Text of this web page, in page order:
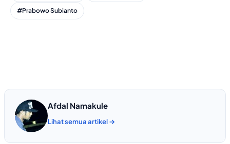
#Prabowo Subianto
Afdal Namakule
Lihat semua artikel →